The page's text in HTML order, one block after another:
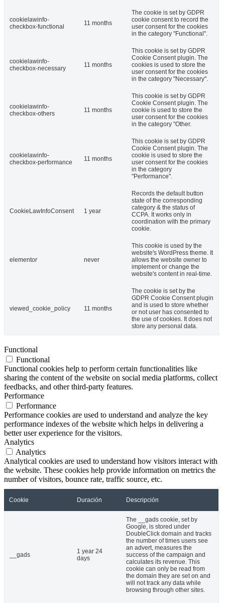
cookielawinfo-
checkbox-functional
11 months
The cookie is set by GDPR
cookie consent to record the
user consent for the cookies
in the category "Functional".
cookielawinfo-
checkbox-necessary
11 months
This cookie is set by GDPR
Cookie Consent plugin. The
cookies is used to store the
user consent for the cookies
in the category "Necessary".
cookielawinfo-
checkbox-others
11 months
This cookie is set by GDPR
Cookie Consent plugin. The
cookie is used to store the
user consent for the cookies
in the category "Other.
cookielawinfo-
checkbox-performance
11 months
This cookie is set by GDPR
Cookie Consent plugin. The
cookie is used to store the
user consent for the cookies
in the category
"Performance".
CookieLawInfoConsent 1 year
Records the default button
state of the corresponding
category & the status of
CCPA. It works only in
coordination with the primary
cookie.
elementor never
This cookie is used by the
website's WordPress theme. It
allows the website owner to
implement or change the
website's content in real-time.
viewed_cookie_policy 11 months
The cookie is set by the
GDPR Cookie Consent plugin
and is used to store whether
or not user has consented to
the use of cookies. It does not
store any personal data.
Functional
Functional
Functional cookies help to perform certain functionalities like
sharing the content of the website on social media platforms, collect
feedbacks, and other third-party features.
Performance
Performance
Performance cookies are used to understand and analyze the key
performance indexes of the website which helps in delivering a
better user experience for the visitors.
Analytics
Analytics
Analytical cookies are used to understand how visitors interact with
the website. These cookies help provide information on metrics the
number of visitors, bounce rate, traffic source, etc.
Cookie Duración Descripción
__gads
1 year 24
days
The __gads cookie, set by
Google, is stored under
DoubleClick domain and tracks
the number of times users see
an advert, measures the
success of the campaign and
calculates its revenue. This
cookie can only be read from
the domain they are set on and
will not track any data while
browsing through other sites.